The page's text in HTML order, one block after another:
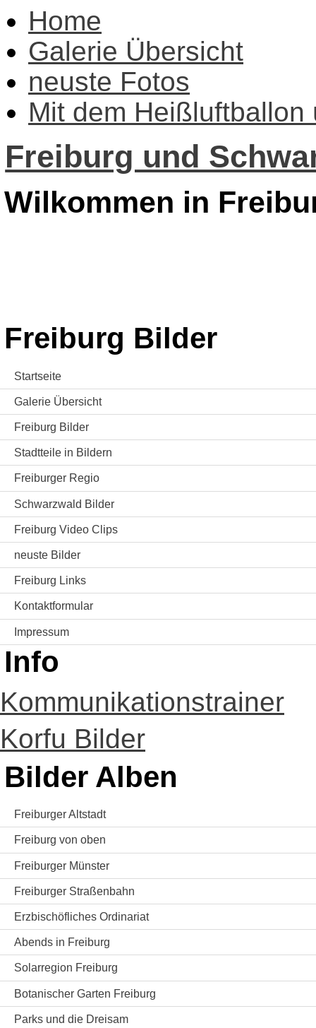
Home
Galerie Übersicht
neuste Fotos
Mit dem Heißluftballon
Freiburg und
Wilkommen in
Freiburg Bilder
Startseite
Galerie Übersicht
Freiburg Bilder
Stadtteile in Bildern
Freiburger Regio
Schwarzwald Bilder
Freiburg Video Clips
neuste Bilder
Freiburg Links
Kontaktformular
Impressum
Info
Kommunikationstrainer
Korfu Bilder
Bilder Alben
Freiburger Altstadt
Freiburg von oben
Freiburger Münster
Freiburger Straßenbahn
Erzbischöfliches Ordinariat
Abends in Freiburg
Solarregion Freiburg
Botanischer Garten Freiburg
Parks und die Dreisam